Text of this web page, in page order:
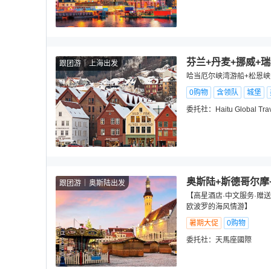
跟团游 上海出发 芬兰+丹麦+挪威+
哈当厄尔峡湾游船+松恩
0购物
含领队 城堡
委托社：
Haitu Global
跟团游 奥斯陆出发 奥斯陆+斯德哥尔
【高星酒店·中文服务·赠
欧波罗的海风情游】
暑期大促
0购物
委托社： 天馬座國際